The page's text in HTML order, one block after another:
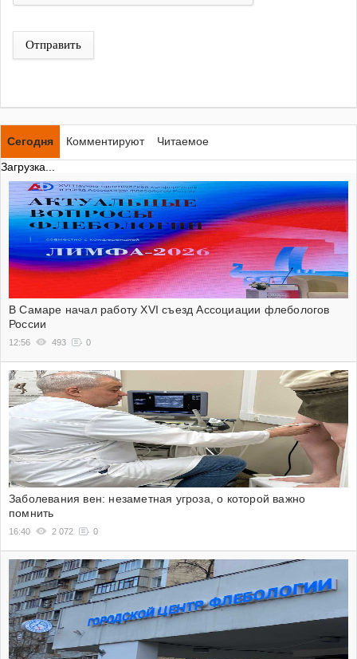
Отправить
Сегодня Комментируют
Читаемое
Загрузка...
В Самаре начал работу XVI съезд Ассоциации флебологов
России
12:56 493 0
Заболевания вен: незаметная угроза, о которой важно
помнить
16:40 2 072 0